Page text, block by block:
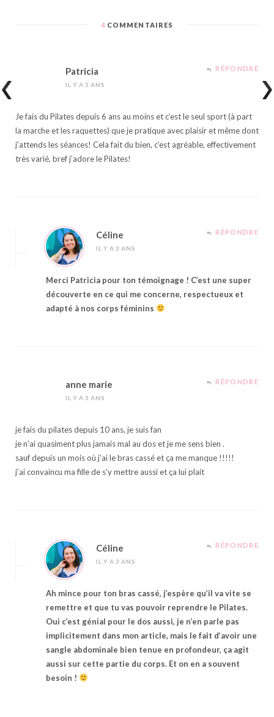
4COMMENTAIRES
Patricia
IL Y A 3 ANS
RÉPONDRE
Je fais du Pilates depuis 6 ans au moins et c’est le seul sport (à part
la marche et les raquettes) que je pratique avec plaisir et même dont
j’attends les séances! Cela fait du bien, c’est agréable, effectivement
très varié, bref j’adore le Pilates!
Céline
IL Y A 3 ANS
RÉPONDRE
Merci Patricia pour ton témoignage ! C’est une super
découverte en ce qui me concerne, respectueux et
adapté à nos corps féminins
anne marie
IL Y A 3 ANS
RÉPONDRE
je fais du pilates depuis 10 ans, je suis fan
je n’ai quasiment plus jamais mal au dos et je me sens bien .
sauf depuis un mois où j’ai le bras cassé et ça me manque !!!!!
j’ai convaincu ma fille de s’y mettre aussi et ça lui plait
Céline
IL Y A 3 ANS
RÉPONDRE
Ah mince pour ton bras cassé, j’espère qu’il va vite se
remettre et que tu vas pouvoir reprendre le Pilates.
Oui c’est génial pour le dos aussi, je n’en parle pas
implicitement dans mon article, mais le fait d’avoir une
sangle abdominale bien tenue en profondeur, ça agit
aussi sur cette partie du corps. Et on en a souvent
besoin !